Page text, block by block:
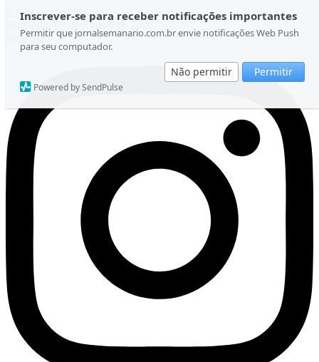
Inscrever-se para receber notificações importantes
Permitir que jornalsemanario.com.br envie notificações Web Push
para seu computador.
Não permitir Permitir
Powered by SendPulse
Ir para o conteúdo
Domingo, 09 de Agosto de 2026
Instagram